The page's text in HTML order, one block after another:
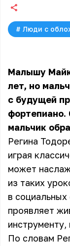
# Люди с
Малышу
лет, но
с будущей
фортепиано.
мальчик
Регина
играя
может
из таких
в
проявляет
По словам